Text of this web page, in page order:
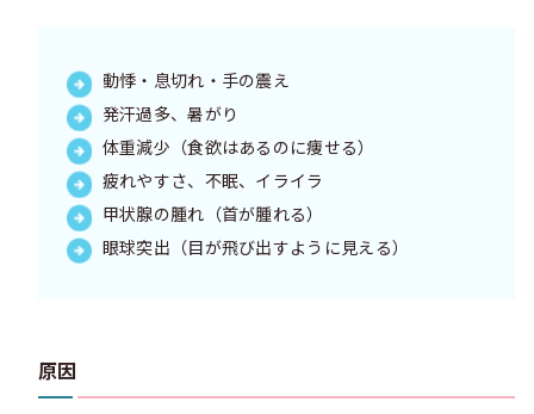
動悸・息切れ・手の震え
発汗過多、暑がり
体重減少（食欲はあるのに痩せる）
疲れやすさ、不眠、イライラ
甲状腺の腫れ（首が腫れる）
眼球突出（目が飛び出すように見える）
原因